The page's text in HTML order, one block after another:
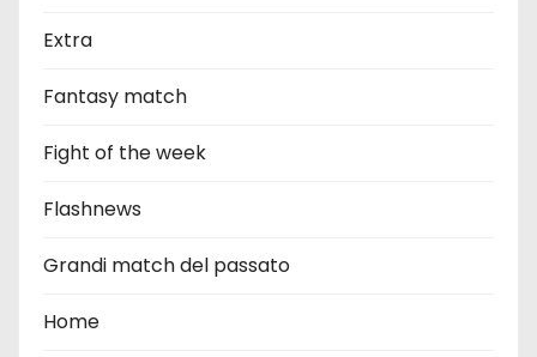
Extra
Fantasy match
Fight of the week
Flashnews
Grandi match del passato
Home